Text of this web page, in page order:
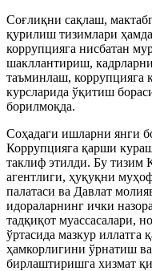
Соғлиқни сақлаш,
қурилиш тизимлари
коррупцияга нисбатан
шакллантириш,
таъминлаш,
курсларида ўқитиш
борилмоқда.
Соҳадаги ишларни янги
Коррупцияга қарши
таклиф этилди. Бу
агентлиги, ҳуқуқни
палатаси ва Давлат
идораларнинг ички
тадқиқот муассасалари,
ўртасида мазкур
ҳамкорлигини ўрнатиш
бирлаштиришга хизмат